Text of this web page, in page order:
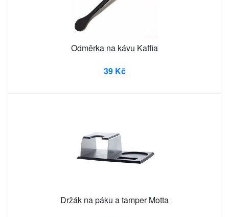
Odměrka na kávu Kaffia
39 Kč
Držák na páku a tamper Motta